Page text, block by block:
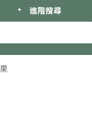
進階搜尋